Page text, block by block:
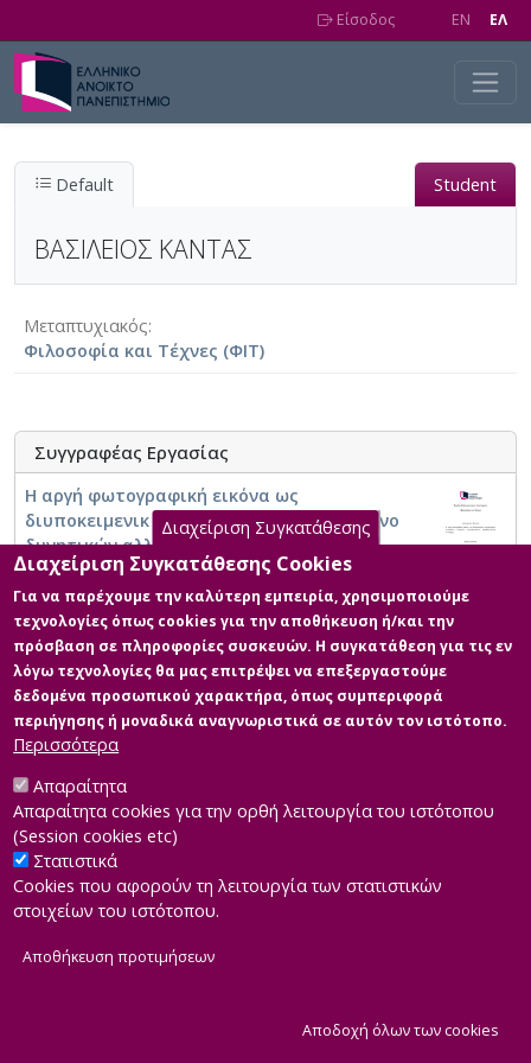
Είσοδος EN EΛ
Default Student
ΒΑΣΙΛΕΙΟΣ ΚΑΝΤΑΣ
Μεταπτυχιακός
Φιλοσοφία και Τέχνες (ΦΙΤ)
Συγγραφέας Εργασίας
Η αργή φωτογραφική εικόνα ως
διυποκειμενικά συγκροτημένο αντικείμενο
δυνητικών αλληλεπιδράσεων
υπερβατολογικής αντίληψης
Developed byINTEROPTICS
Διαχείριση Συγκατάθεσης
Διαχείριση Συγκατάθεσης Cookies
Για να παρέχουμε την καλύτερη εμπειρία, χρησιμοποιούμε
τεχνολογίες όπως cookies για την αποθήκευση ή/και την
πρόσβαση σε πληροφορίες συσκευών. Η συγκατάθεση για τις εν
λόγω τεχνολογίες θα μας επιτρέψει να επεξεργαστούμε
δεδομένα προσωπικού χαρακτήρα, όπως συμπεριφορά
περιήγησης ή μοναδικά αναγνωριστικά σε αυτόν τον ιστότοπο.
Περισσότερα
Απαραίτητα
Απαραίτητα cookies για την ορθή λειτουργία του ιστότοπου
(Session cookies etc)
Στατιστικά
Cookies που αφορούν τη λειτουργία των στατιστικών
στοιχείων του ιστότοπου.
Αποθήκευση προτιμήσεων
Αποδοχή όλων των cookies